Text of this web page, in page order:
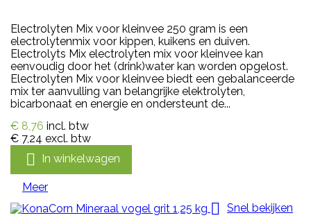
Electrolyten Mix voor kleinvee 250 gram is een
electrolytenmix voor kippen, kuikens en duiven.
Electrolyts Mix electrolyten mix voor kleinvee kan
eenvoudig door het (drink)water kan worden opgelost.
Electrolyten Mix voor kleinvee biedt een gebalanceerde
mix ter aanvulling van belangrijke elektrolyten,
bicarbonaat en energie en ondersteunt de...
€ 8,76 incl. btw
€ 7,24 excl. btw
 In winkelwagen
Meer
 Snel bekijken